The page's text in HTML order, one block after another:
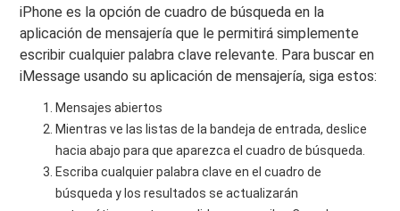
iPhone es la opción de cuadro de búsqueda en la
aplicación de mensajería que le permitirá simplemente
escribir cualquier palabra clave relevante. Para buscar en
iMessage usando su aplicación de mensajería, siga estos:
Mensajes abiertos
Mientras ve las listas de la bandeja de entrada, deslice
hacia abajo para que aparezca el cuadro de búsqueda.
Escriba cualquier palabra clave en el cuadro de
búsqueda y los resultados se actualizarán